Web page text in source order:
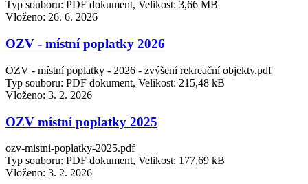
Typ souboru: PDF dokument, Velikost: 3,66 MB
Vloženo: 26. 6. 2026
OZV - místní poplatky 2026
OZV - místní poplatky - 2026 - zvýšení rekreační objekty.pdf
Typ souboru: PDF dokument, Velikost: 215,48 kB
Vloženo: 3. 2. 2026
OZV místní poplatky 2025
ozv-mistni-poplatky-2025.pdf
Typ souboru: PDF dokument, Velikost: 177,69 kB
Vloženo: 3. 2. 2026